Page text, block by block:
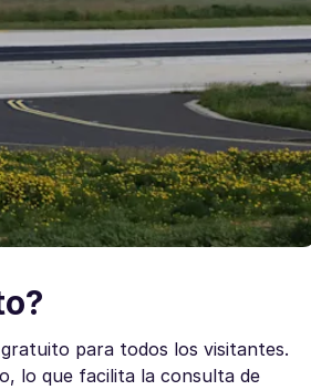
para todos los visitantes.
lo que facilita la consulta de